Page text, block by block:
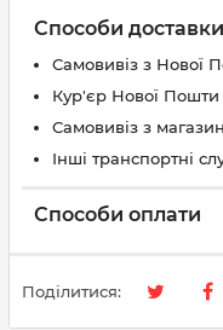
Способи доставки
Самовивіз з Нової
Кур'єр Нової Пошти
Самовивіз з
Інші транспортні
Способи оплати
Поділитися: